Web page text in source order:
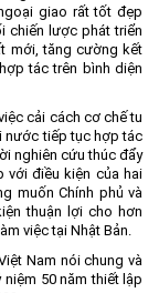
giao rất tốt đẹp
chiến lược phát triển
mới, tăng cường kết
tác trên bình diện
cải cách cơ chế tu
nước tiếp tục hợp tác
nghiên cứu thúc đẩy
với điều kiện của hai
muốn Chính phủ và
thuận lợi cho hơn
việc tại Nhật Bản.
Nam nói chung và
50 năm thiết lập